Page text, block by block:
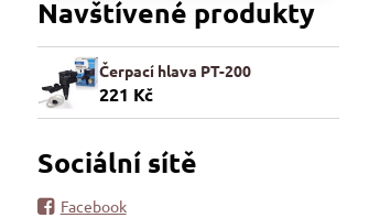
Navštívené produkty
Čerpací hlava PT-200
221 Kč
Sociální sítě
Facebook